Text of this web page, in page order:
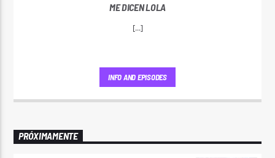
ME DICEN LOLA
[...]
INFO AND EPISODES
PRÓXIMAMENTE